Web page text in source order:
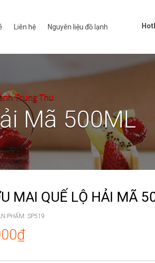
Liên hệ Nguyên liệu đồ lạnh
Trung Thu
Mã 500ML
MAI QUẾ LỘ HẢI MÃ
PHẨM: SP519